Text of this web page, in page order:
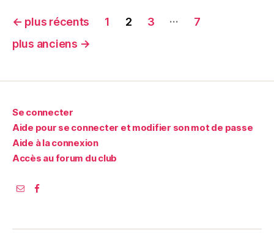
Pagination
des
← plus récents 1 2 3 …
7
plus anciens →
Se connecter
Aide pour se connecter et modifier son mot de passe
Aide à la connexion
Accès au forum du club